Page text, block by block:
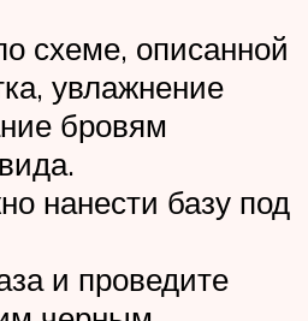
схеме, описанной
увлажнение
бровям
нанести базу под
и проведите